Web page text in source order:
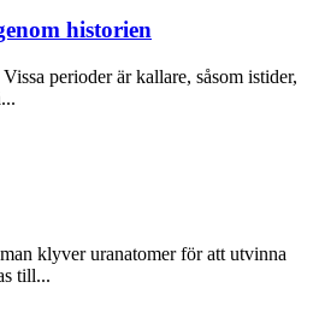
historien
perioder är kallare, såsom istider,
klyver uranatomer för att utvinna
till...